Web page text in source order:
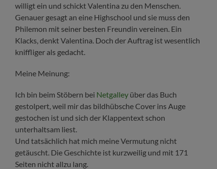
willigt ein und schickt Valentina zu den Menschen.
Genauer gesagt an eine Highschool und sie muss den
Philemon mit seiner besten Freundin vereinen. Ein
Klacks, denkt Valentina. Doch der Auftrag ist wesentlich
kniffliger als gedacht.
Meine Meinung:
Ich bin beim Stöbern bei Netgalley über das Buch
gestolpert, weil mir das bildhübsche Cover ins Auge
gestochen ist und sich der Klappentext schon
unterhaltsam liest.
Und tatsächlich hat mich meine Vermutung nicht
getäuscht. Die Geschichte ist kurzweilig und mit 171
Seiten nicht allzu lang.